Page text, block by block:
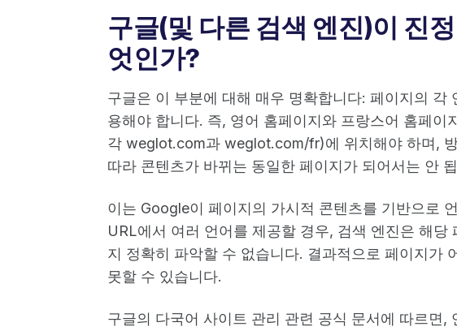
구글(및 다른 검색 엔진)이 진
엇인가?
구글은 이 부분에 대해 매우 명확합니다: 페이지의 각
용해야 합니다. 즉, 영어 홈페이지와 프랑스어 홈페이
각 weglot.com과 weglot.com/fr)에 위치해야 하며,
따라 콘텐츠가 바뀌는 동일한 페이지가 되어서는 안
이는 Google이 페이지의 가시적 콘텐츠를 기반으로
URL에서 여러 언어를 제공할 경우, 검색 엔진은 해당
지 정확히 파악할 수 없습니다. 결과적으로 페이지가
못할 수 있습니다.
구글의 다국어 사이트 관리 관련 공식 문서에 따르면,